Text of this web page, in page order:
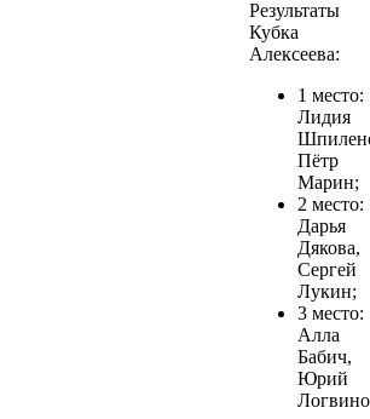
Результаты
Кубка
Алексеева:
1 место:
Лидия
Пётр
Марин;
2 место:
Дарья
Дякова,
Сергей
Лукин;
3 место:
Алла
Бабич,
Юрий